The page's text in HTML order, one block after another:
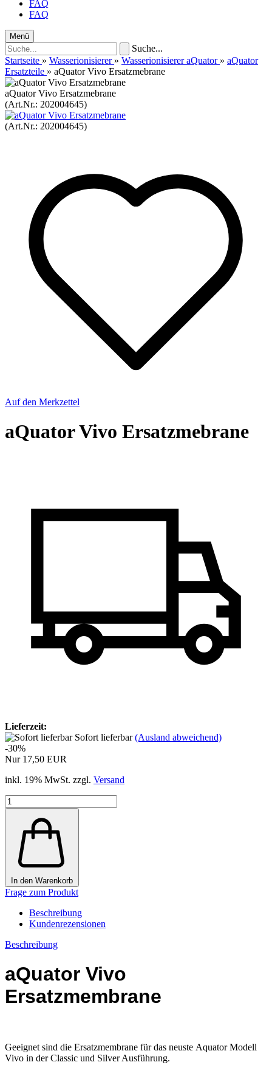
FAQ
FAQ
Menü
Suche...
Startseite » Wasserionisierer » Wasserionisierer aQuator » aQuator
Ersatzteile » aQuator Vivo Ersatzmebrane
aQuator Vivo Ersatzmebrane
(Art.Nr.: 202004645)
(Art.Nr.: 202004645)
Auf den Merkzettel
aQuator Vivo Ersatzmebrane
Lieferzeit:
Sofort lieferbar(Ausland abweichend)
-30%
Nur 17,50 EUR
inkl. 19% MwSt. zzgl. Versand
In den Warenkorb
Frage zum Produkt
Beschreibung
Kundenrezensionen
Beschreibung
aQuator Vivo
Ersatzmembrane
Geeignet sind die Ersatzmembrane für das neuste Aquator Modell
Vivo in der Classic und Silver Ausführung.